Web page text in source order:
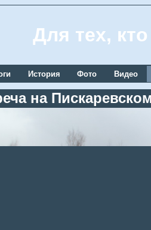
Для тех,
История Фото Видео
на